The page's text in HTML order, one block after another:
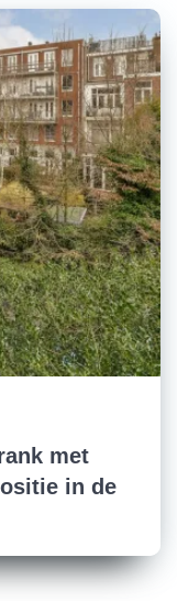
met
in de